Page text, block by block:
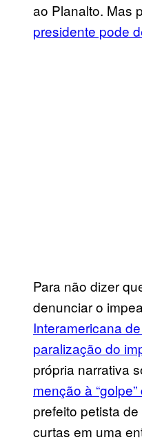
ao Planalto. Mas
presidente pode
Para não dizer
denunciar o
Interamericana
paralização do
própria narrativa
menção à
prefeito petista
curtas em uma